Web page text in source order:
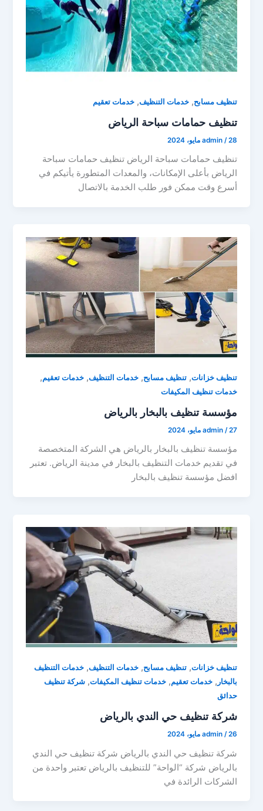
تنظيف مسابح,خدمات التنظيف,خدمات تعقيم
تنظيف حمامات سباحة الرياض
admin /28 مايو، 2024
تنظيف حمامات سباحة الرياض تنظيف حمامات سباحة
الرياض بأعلى الإمكانات، والمعدات المتطورة يأتيكم في
أسرع وقت ممكن فور طلب الخدمة بالاتصال
تنظيف خزانات,تنظيف مسابح,خدمات التنظيف,خدمات تعقيم,
خدمات تنظيف المكيفات
مؤسسة تنظيف بالبخار بالرياض
admin /27 مايو، 2024
مؤسسة تنظيف بالبخار بالرياض هي الشركة المتخصصة
في تقديم خدمات التنظيف بالبخار في مدينة الرياض. تعتبر
افضل مؤسسة تنظيف بالبخار
تنظيف خزانات,تنظيف مسابح,خدمات التنظيف,خدمات التنظيف
بالبخار ,خدمات تعقيم,خدمات تنظيف المكيفات,شركة تنظيف
حدائق
شركة تنظيف حي الندي بالرياض
admin /26 مايو، 2024
شركة تنظيف حي الندي بالرياض شركة تنظيف حي الندي
بالرياض شركة “الواحة” للتنظيف بالرياض تعتبر واحدة من
الشركات الرائدة في